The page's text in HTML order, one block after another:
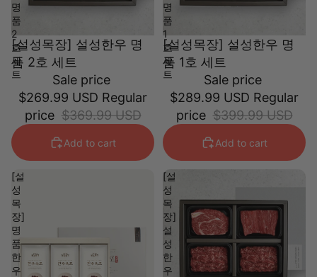
명
품
2
호
세
트
[설성목장] 설성한우 명
품 2호 세트
Sale price
$269.99 USD Regular
price $369.99 USD
Add to cart
명
품
1
호
세
트
[설성목장] 설성한우 명
품 1호 세트
Sale price
$289.99 USD Regular
price $399.99 USD
Add to cart
[설
성
목
장]
명
품
한
우
[설
성
목
장]
설
성
한
우